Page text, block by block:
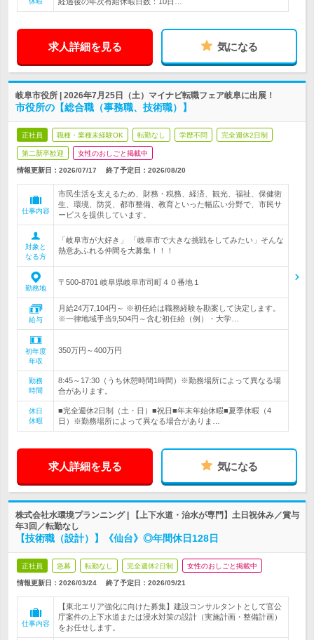
求人詳細を見る 気になる
岐阜市役所 | 2026年7月25日（土）マイナビ転職フェア岐阜に出展！
市役所の【総合職（事務職、技術職）】
正社員 職種・業種未経験OK 転勤なし 学歴不問 完全週休2日制
第二新卒歓迎 女性のおしごと掲載中
情報更新日：2026/07/17 終了予定日： 2026/08/20
仕事内容
市民生活を支えるため、財務・税務、経済、観光、福祉、保健衛
生、環境、防災、都市整備、教育といった幅広い分野で、市民サ
ービスを提供しています。
対象と
なる方
「岐阜市が大好き」 「岐阜市で大きな挑戦をしてみたい」そんな
熱意あふれる仲間を大募集！！！
勤務地
〒500-8701 岐阜県岐阜市司町４０番地１
給与
月給24万7,104円～ ※初任給は職務経験を勘案して決定します。
※一律地域手当9,504円～含む初任給（例）・大学…
初年度
年収
350万円～400万円
勤務
時間
8:45～17:30（うち休憩時間1時間）※勤務場所によって異なる場
合があります。
休日
休暇
■完全週休2日制（土・日）■祝日■年末年始休暇■夏季休暇（4
日）※勤務場所によって異なる場合がありま…
求人詳細を見る 気になる
株式会社水環境プランニング | 【上下水道・治水が専門】土日祝休み／賞与
年3回／転勤なし
【技術職（設計）】《仙台》◎年間休日128日
正社員 急募 転勤なし 完全週休2日制 女性のおしごと掲載中
情報更新日：2026/03/24 終了予定日： 2026/09/21
仕事内容
【東北エリア強化に向けた募集】建設コンサルタントとして官公
庁案件の上下水道または浸水対策の設計（実施計画・整備計画）
をお任せします。